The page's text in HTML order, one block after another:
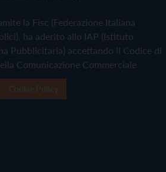
la Fisc (Federazione Italiana
ha aderito allo IAP (Istituto
Pubblicitaria) accettando il Codice di
Comunicazione Commerciale